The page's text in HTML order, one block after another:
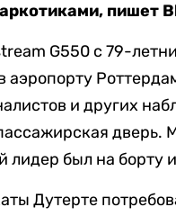
пишет
G550 с 79-
аэропорту
и других
дверь.
лидер был на борту
Дутерте